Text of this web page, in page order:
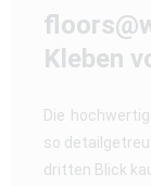
Kleben
Die
so
dritten Blick